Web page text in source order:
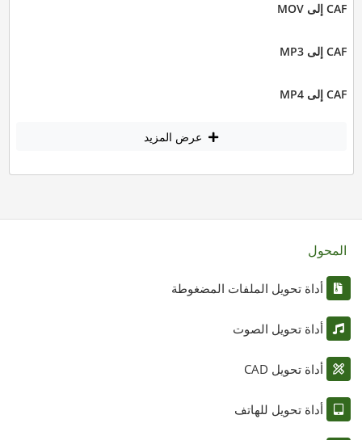
CAF إلى MOV
CAF إلى MP3
CAF إلى MP4
عرض المزيد
المحول
أداة تحويل الملفات المضغوطة
أداة تحويل الصوت
أداة تحويل CAD
أداة تحويل للهاتف